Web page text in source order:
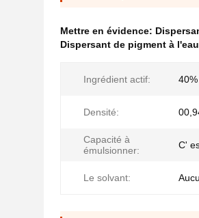
Mettre en évidence:
Dispersant de pigment à
Ingrédient actif: 40%
Densité:
Capacité à
émulsionner:
C'
Le solvant: